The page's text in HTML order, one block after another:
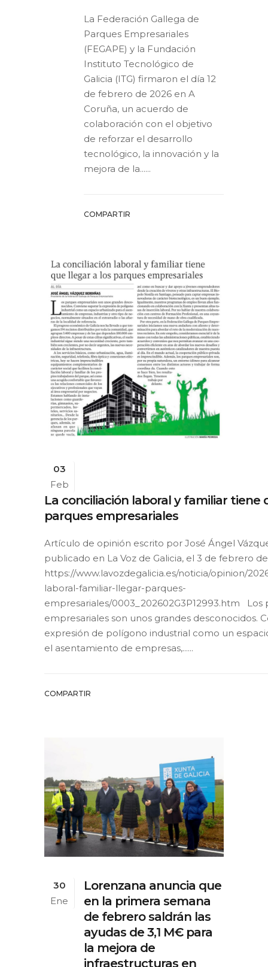
La Federación Gallega de
Parques Empresariales
(FEGAPE) y la Fundación
Instituto Tecnológico de
Galicia (ITG) firmaron el día 12
de febrero de 2026 en A
Coruña, un acuerdo de
colaboración con el objetivo
de reforzar el desarrollo
tecnológico, la innovación y la
mejora de la......
COMPARTIR
03
Feb
La conciliación laboral y familiar tiene
parques empresariales
Artículo de opinión escrito por José Ángel
publicado en La Voz de Galicia, el 3 de febrero
https://www.lavozdegalicia.es/noticia/opinion/
laboral-familiar-llegar-parques-
empresariales/0003_202602G3P12993.htm Los
empresariales son unos grandes desconocidos.
expresión de polígono industrial como un
el asentamiento de empresas,......
COMPARTIR
30
Ene
Lorenzana anuncia que
en la primera semana
de febrero saldrán las
ayudas de 3,1 M€ para
la mejora de
infraestructuras en